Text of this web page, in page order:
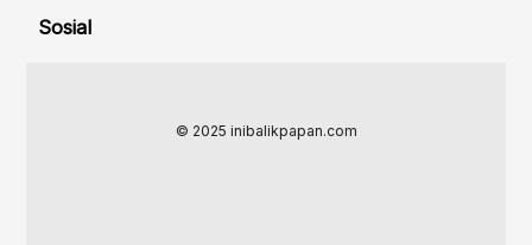
Sosial
© 2025 inibalikpapan.com